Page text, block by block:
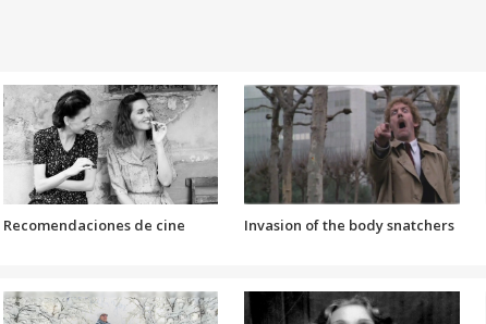
Recomendaciones de cine Invasion of the body snatchers